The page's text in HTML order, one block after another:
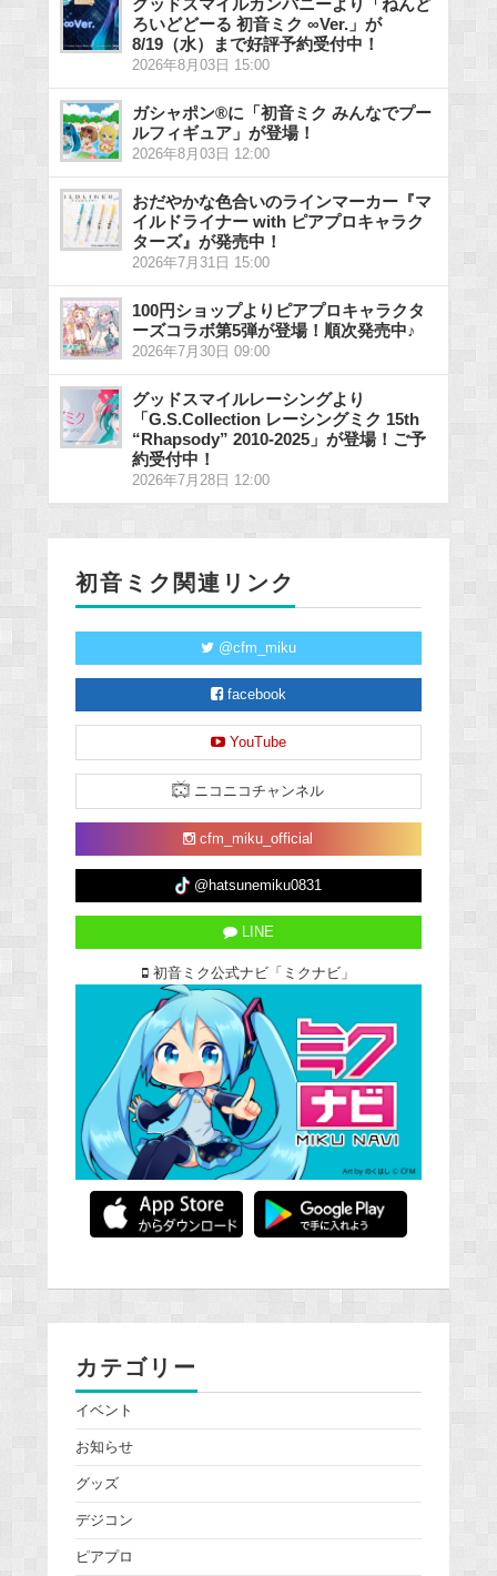
ろいどどーる 初音ミク ∞Ver.」が
8/19（水）まで好評予約受付中！
2026年8月03日 15:00
ガシャポン®に「初音ミク みんなでプー
ルフィギュア」が登場！
2026年8月03日 12:00
おだやかな色合いのラインマーカー『マ
イルドライナー with ピアプロキャラク
ターズ』が発売中！
2026年7月31日 15:00
100円ショップよりピアプロキャラクタ
ーズコラボ第5弾が登場！順次発売中♪
2026年7月30日 09:00
グッドスマイルレーシングより
「G.S.Collection レーシングミク 15th
“Rhapsody” 2010-2025」が登場！ご予
約受付中！
2026年7月28日 12:00
初音ミク関連リンク
@cfm_miku
facebook
YouTube
ニコニコチャンネル
cfm_miku_official
@hatsunemiku0831
LINE
初音ミク公式ナビ「ミクナビ」
カテゴリー
イベント
お知らせ
グッズ
デジコン
ピアプロ